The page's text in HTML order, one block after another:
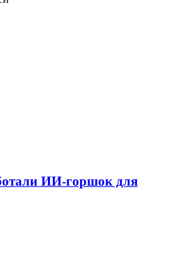
ИИ-горшок для